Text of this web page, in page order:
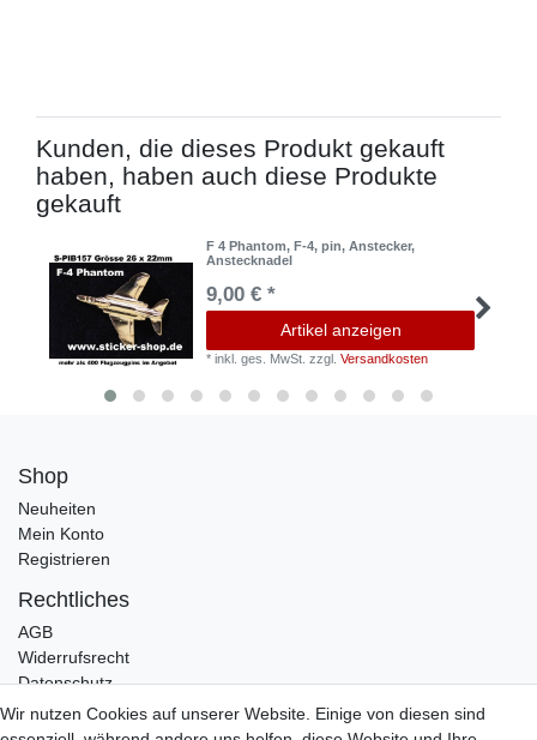
Kunden, die dieses Produkt gekauft
haben, haben auch diese Produkte
gekauft
F 4 Phantom, F-4, pin, Anstecker,
Anstecknadel
9,00 € *
Artikel anzeigen
*inkl. ges. MwSt. zzgl.Versandkosten
Shop
Neuheiten
Mein Konto
Registrieren
Rechtliches
AGB
Widerrufsrecht
Datenschutz
Impressum
Wir nutzen Cookies auf unserer Website. Einige von diesen sind